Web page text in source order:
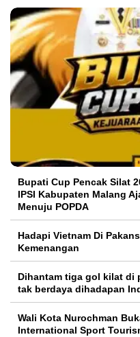
Bupati Cup Pencak Silat
IPSI Kabupaten Malang
Menuju POPDA
Hadapi Vietnam Di
Kemenangan
Dihantam tiga gol kilat di
tak berdaya dihadapan
Wali Kota Nurochman
International Sport